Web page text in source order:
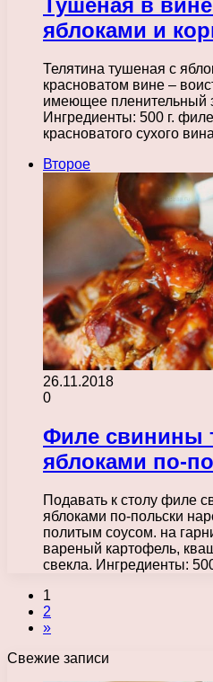
Тушеная в
яблоками и
Телятина тушеная с
красноватом вине –
имеющее пленительный
Ингредиенты: 500 г.
красноватого сухого
Второе
26.11.2018
0
Филе свинины
яблоками по-
Подавать к столу филе
яблоками по-польски
политым соусом. на
вареный картофель,
свекла. Ингредиенты:
1
2
»
Свежие записи